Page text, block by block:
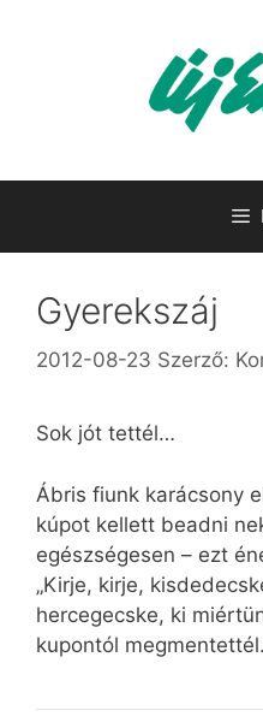
Gyerekszáj
2012-08-23 Szerző:
Sok jót tettél…
Ábris fiunk karácsony
kúpot kellett beadni
egészségesen – ezt
„Kirje, kirje,
hercegecske, ki
kupontól